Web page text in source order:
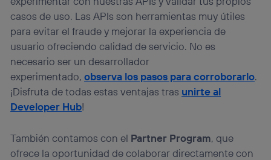
casos de uso. Las APIs son herramientas muy útiles
para evitar el fraude y mejorar la experiencia de
usuario ofreciendo calidad de servicio. No es
necesario ser un desarrollador
experimentado,observa los pasos para corroborarlo.
¡Disfruta de todas estas ventajas tras unirte al
Developer Hub!
También contamos con el Partner Program, que
ofrece la oportunidad de colaborar directamente con